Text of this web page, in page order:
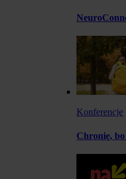
Konferencje
Chronię,